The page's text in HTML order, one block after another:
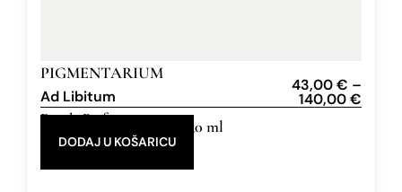
PIGMENTARIUM
Ad Libitum
43,00€ –
140,00€
Eau de Parfum 10 ml, 50 ml
DODAJ U KOŠARICU